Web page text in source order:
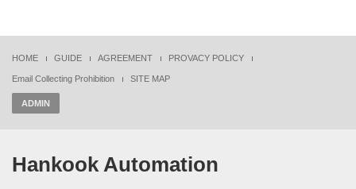
HOME GUIDE AGREEMENT PROVACY POLICY
Email Collecting Prohibition SITE MAP
ADMIN
Hankook Automation